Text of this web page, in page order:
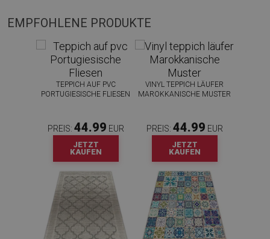
EMPFOHLENE PRODUKTE
TEPPICH AUF PVC
PORTUGIESISCHE FLIESEN
PREIS: 44.99 EUR
JETZT
KAUFEN
VINYL TEPPICH LÄUFER
MAROKKANISCHE MUSTER
PREIS: 44.99 EUR
JETZT
KAUFEN